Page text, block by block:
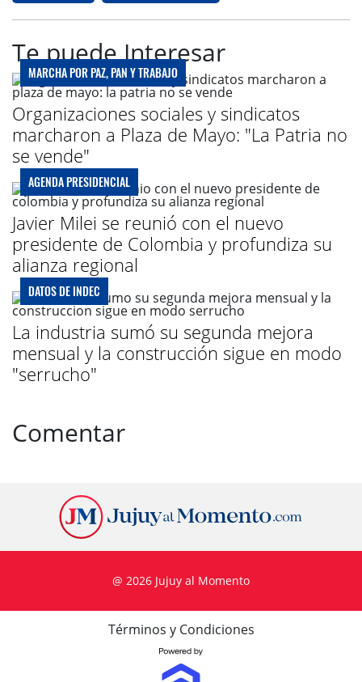
Te puede Interesar
MARCHA POR PAZ, PAN Y TRABAJO
Organizaciones sociales y sindicatos
marcharon a Plaza de Mayo: "La Patria no
se vende"
AGENDA PRESIDENCIAL
Javier Milei se reunió con el nuevo
presidente de Colombia y profundiza su
alianza regional
DATOS DE INDEC
La industria sumó su segunda mejora
mensual y la construcción sigue en modo
"serrucho"
Comentar
@ 2026 Jujuy al Momento
Términos y Condiciones